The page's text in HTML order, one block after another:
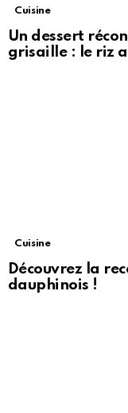
Cuisine
Un dessert
grisaille : le riz
Cuisine
Découvrez la
dauphinois !